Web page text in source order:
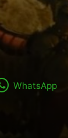
WhatsApp